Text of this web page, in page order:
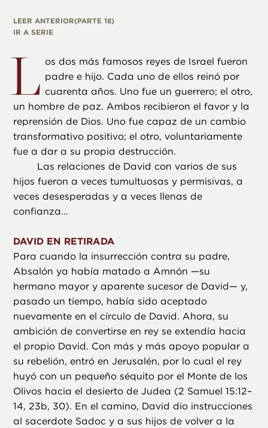
LEER ANTERIOR(PARTE 18)
IR A SERIE
L os dos más famosos reyes de Israel fueron
padre e hijo. Cada uno de ellos reinó por
cuarenta años. Uno fue un guerrero; el otro,
un hombre de paz. Ambos recibieron el favor y la
reprensión de Dios. Uno fue capaz de un cambio
transformativo positivo; el otro, voluntariamente
fue a dar a su propia destrucción.
Las relaciones de David con varios de sus
hijos fueron a veces tumultuosas y permisivas, a
veces desesperadas y a veces llenas de
confianza…
DAVID EN RETIRADA
Para cuando la insurrección contra su padre,
Absalón ya había matado a Amnón —su
hermano mayor y aparente sucesor de David— y,
pasado un tiempo, había sido aceptado
nuevamente en el círculo de David. Ahora, su
ambición de convertirse en rey se extendía hacia
el propio David. Con más y más apoyo popular a
su rebelión, entró en Jerusalén, por lo cual el rey
huyó con un pequeño séquito por el Monte de los
Olivos hacia el desierto de Judea (2 Samuel 15:12–
14, 23b, 30). En el camino, David dio instrucciones
al sacerdote Sadoc y a sus hijos de volver a la